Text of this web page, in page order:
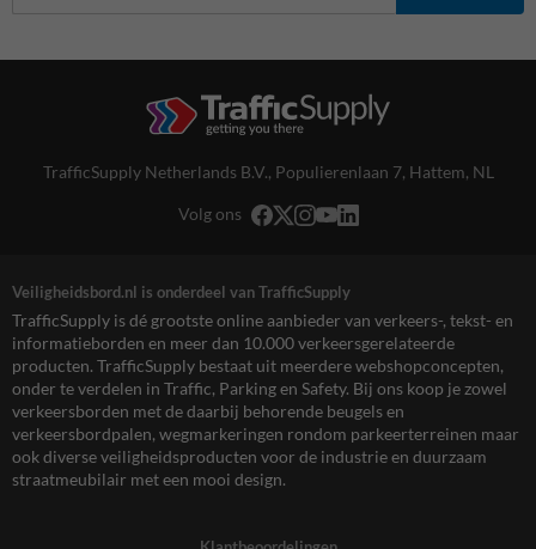
TrafficSupply Netherlands B.V., Populierenlaan 7, Hattem, NL
Volg ons
Veiligheidsbord.nl is onderdeel van TrafficSupply
TrafficSupply is dé grootste online aanbieder van verkeers-, tekst- en
informatieborden en meer dan 10.000 verkeersgerelateerde
producten. TrafficSupply bestaat uit meerdere webshopconcepten,
onder te verdelen in Traffic, Parking en Safety. Bij ons koop je zowel
verkeersborden met de daarbij behorende beugels en
verkeersbordpalen, wegmarkeringen rondom parkeerterreinen maar
ook diverse veiligheidsproducten voor de industrie en duurzaam
straatmeubilair met een mooi design.